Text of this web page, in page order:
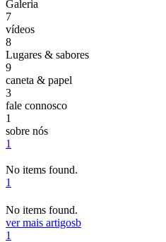
Galeria
7
vídeos
8
Lugares & sabores
9
caneta & papel
3
fale connosco
1
sobre nós
1
No items found.
1
No items found.
ver mais artigosb
1